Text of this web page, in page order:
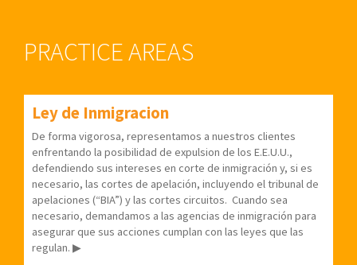
PRACTICE AREAS
Ley de Inmigracion
De forma vigorosa, representamos a nuestros clientes
enfrentando la posibilidad de expulsion de los E.E.U.U.,
defendiendo sus intereses en corte de inmigración y, si es
necesario, las cortes de apelación, incluyendo el tribunal de
apelaciones (“BIA”) y las cortes circuitos. Cuando sea
necesario, demandamos a las agencias de inmigración para
asegurar que sus acciones cumplan con las leyes que las
regulan. ▶